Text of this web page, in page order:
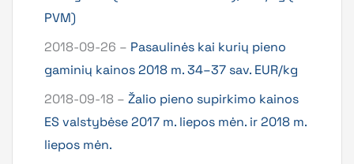
PVM)
2018-09-26 – Pasaulinės kai kurių pieno
gaminių kainos 2018 m. 34–37 sav. EUR/kg
2018-09-18 – Žalio pieno supirkimo kainos
ES valstybėse 2017 m. liepos mėn. ir 2018 m.
liepos mėn.